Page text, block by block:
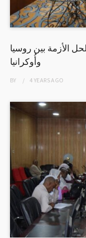
الأزمة بين روسيا
وأُوكرانيا
BY 4 YEARSAGO